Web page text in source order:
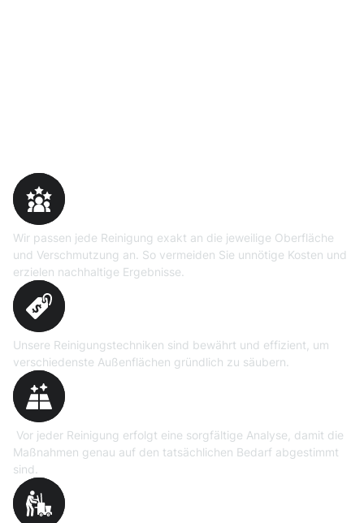
Wir passen jede Reinigung exakt an die jeweilige Oberfläche
und Verschmutzung an. So vermeiden Sie unnötige Kosten und
erzielen nachhaltige Ergebnisse.
Unsere Reinigungstechniken sind bewährt und effizient, um
verschiedenste Außenflächen gründlich zu säubern.
Vor jeder Reinigung erfolgt eine sorgfältige Analyse, damit die
Maßnahmen genau auf den tatsächlichen Bedarf abgestimmt
sind.